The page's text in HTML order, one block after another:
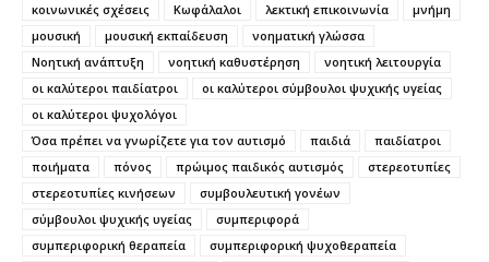
κοινωνικές σχέσεις
Κωφάλαλοι λεκτική επικοινωνία
μνήμη
μουσική
μουσική εκπαίδευση
νοηματική γλώσσα
Νοητική ανάπτυξη
νοητική καθυστέρηση
νοητική λειτουργία
οι καλύτεροι παιδίατροι
οι καλύτεροι σύμβουλοι ψυχικής υγείας
οι καλύτεροι ψυχολόγοι
Όσα πρέπει να γνωρίζετε για τον αυτισμό
παιδιά
παιδίατροι
ποιήματα
πόνος πρώιμος παιδικός αυτισμός
στερεοτυπίες
στερεοτυπίες κινήσεων
συμβουλευτική γονέων
σύμβουλοι ψυχικής υγείας
συμπεριφορά
συμπεριφορική θεραπεία
συμπεριφορική ψυχοθεραπεία